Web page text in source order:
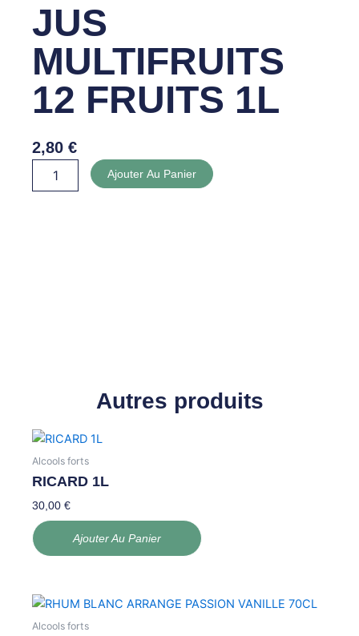
JUS
MULTIFRUITS
12 FRUITS 1L
2,80€
Ajouter Au Panier
Autres produits
Alcools forts
RICARD 1L
30,00€
Ajouter Au Panier
Alcools forts